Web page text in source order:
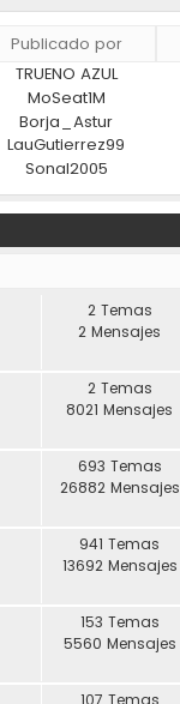
Publicado por
TRUENO AZUL
MoSeat1M
Borja_Astur
LauGutierrez99
Sonal2005
2 Temas
2 Mensajes
2 Temas
8021 Mensajes
693 Temas
26882 Mensajes
941 Temas
13692 Mensajes
153 Temas
5560 Mensajes
107 Temas